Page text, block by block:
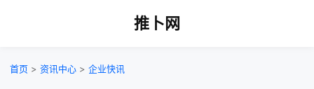
推卜网
首页 > 资讯中心 > 企业快讯